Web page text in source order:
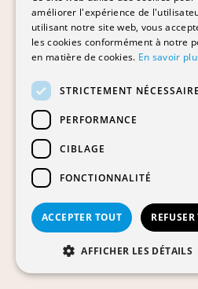
LES HAUTS DU
642
améliorer l'expérience de
utilisant notre site web, vous
les cookies conformément à notre
en matière de cookies. En savoir
STRICTEMENT
PERFORMANCE
CIBLAGE
FONCTIONNALITÉ
ACCEPTER TOUT
AFFICHER LES DÉTAILS